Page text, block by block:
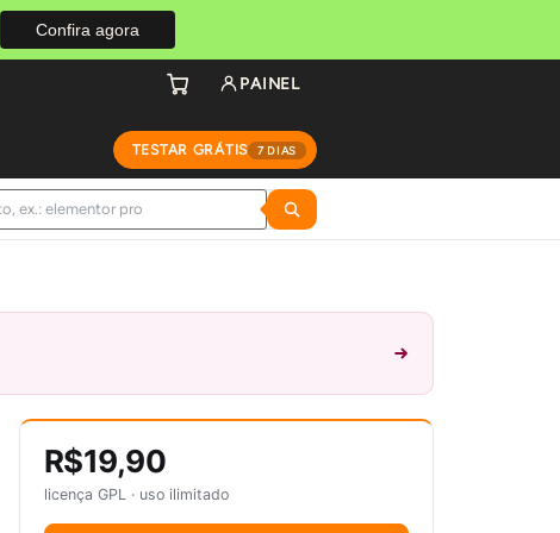
Confira agora
TESTAR GRÁTIS 7 DIAS
PAINEL
R$19,90
licença GPL · uso ilimitado